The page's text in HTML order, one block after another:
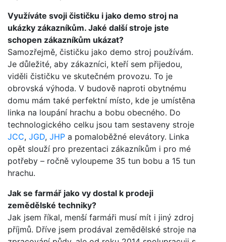
Využíváte svoji čističku i jako demo stroj na
ukázky zákazníkům. Jaké další stroje jste
schopen zákazníkům ukázat?
Samozřejmě, čističku jako demo stroj používám.
Je důležité, aby zákazníci, kteří sem přijedou,
viděli čističku ve skutečném provozu. To je
obrovská výhoda. V budově naproti obytnému
domu mám také perfektní místo, kde je umístěna
linka na loupání hrachu a bobu obecného. Do
technologického celku jsou tam sestaveny stroje
JCC, JGD, JHP a pomaloběžné elevátory. Linka
opět slouží pro prezentaci zákazníkům i pro mé
potřeby – ročně vyloupeme 35 tun bobu a 15 tun
hrachu.
Jak se farmář jako vy dostal k prodeji
zemědělské techniky?
Jak jsem říkal, menší farmáři musí mít i jiný zdroj
příjmů. Dříve jsem prodával zemědělské stroje na